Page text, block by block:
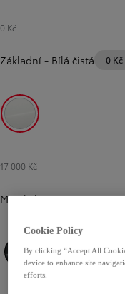
0 Kč
Základní - Bílá čistá 0 Kč
Bílá čistá
17 000 Kč
Metalická
Černá noční obloha
Cookie Policy
By clicking “Accept All
device to enhance site
efforts.